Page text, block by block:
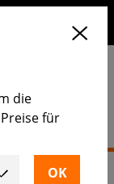
die
für